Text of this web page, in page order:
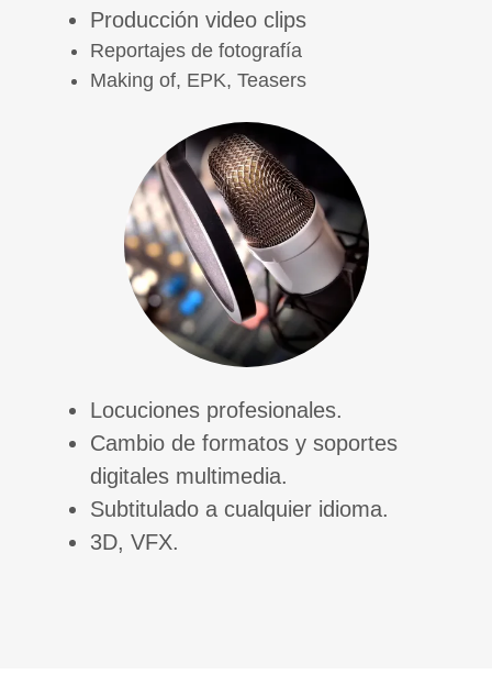
Producción video clips
Reportajes de fotografía
Making of, EPK, Teasers
Locuciones profesionales.
Cambio de formatos y soportes
digitales multimedia.
Subtitulado a cualquier idioma.
3D, VFX.